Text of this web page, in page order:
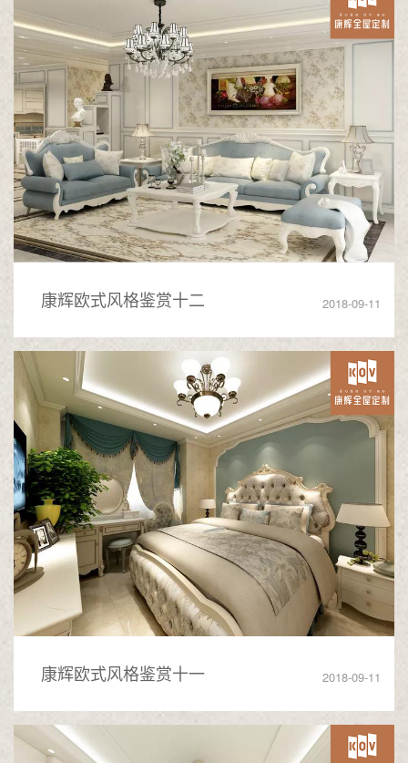
康辉欧式风格鉴赏十二 2018-09-11
康辉欧式风格鉴赏十一 2018-09-11